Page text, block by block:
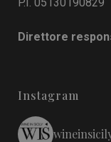
Direttore
Instagram